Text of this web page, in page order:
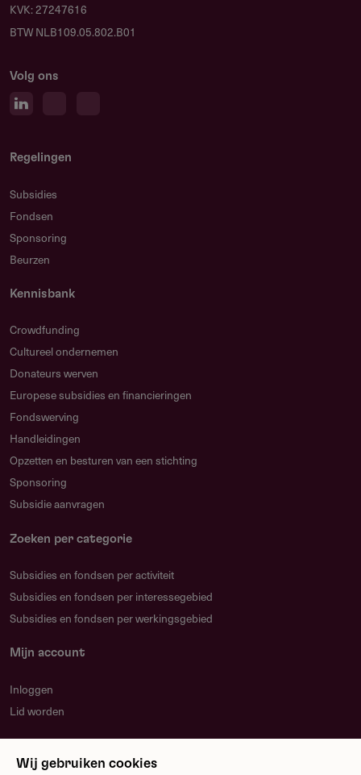
KVK: 27247616
BTW NLB109.05.802.B01
Volg ons
Regelingen
Subsidies
Fondsen
Sponsoring
Beurzen
Kennisbank
Crowdfunding
Cultureel ondernemen
Donateurs werven
Europese subsidies en financieringen
Fondswerving
Handleidingen
Opzetten en besturen van een stichting
Sponsoring
Subsidie aanvragen
Zoeken per categorie
Subsidies en fondsen per activiteit
Subsidies en fondsen per interessegebied
Subsidies en fondsen per werkingsgebied
Mijn account
Inloggen
Lid worden
Blijf op de hoogte over nieuwe regelingen en
Wij gebruiken cookies